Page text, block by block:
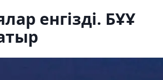
енгізді. БҰҰ